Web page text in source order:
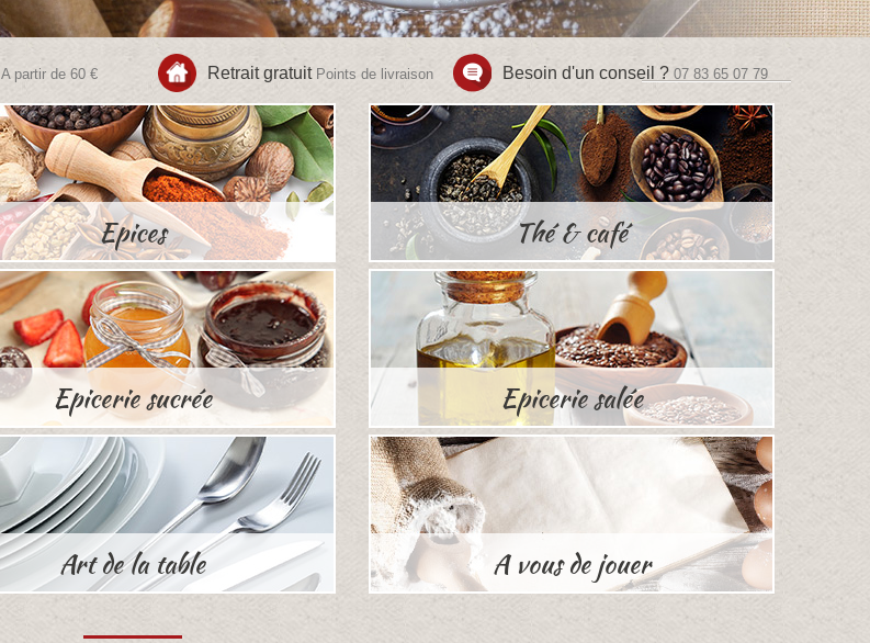
A partir de 60 € Retrait gratuitPoints de livraison Besoin d'un conseil ? 07 83 65 07 79
Epices
Epicerie sucrée
Art de la table
Thé & café
Epicerie salée
A vous de jouer